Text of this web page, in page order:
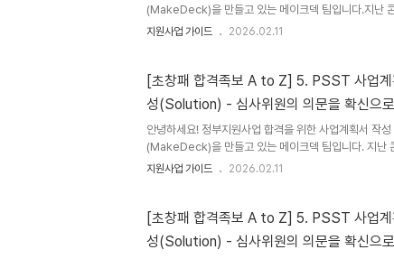
(MakeDeck)을 만들고 있는 메이크덱 팀입니다.지난
작성의 첫 단추이자 심사위원에게 가장 강력한 인상을
어내는 Scale-up(성장 전략) 파트를 다룹니다.초기창
'날카로운 문제(P)'와 '확실한 대안(S)'을 확인한 뒤,마지
게 성장하여 시장을 장악할 것인가?"를 검증합니다.메
지원사업 가이드 2026.02.11
[초창패 합격족보 A to Z] 5. PSST 사업계
성(Solution) - 심사위원의 의문을 확신으
안녕하세요! 정부지원사업 합격을 위한 사업계획서 작
(MakeDeck)을 만들고 있는 메이크덱 팀입니다. 지난
작성의 첫 단추이자심사위원에게 가장 강력한 인상을
능성) 파트를 다룹니다. 심사위원은 앞서 제시된 '날카
이걸 진짜 만들 실력이 있는가?를 검증합니다.특히
사위원을 단번에 설득하는 상위 3% 수준의 압도적인 사
지원사업 가이드 2026.02.11
[초창패 합격족보 A to Z] 5. PSST 사업계
성(Solution) - 심사위원의 의문을 확신으